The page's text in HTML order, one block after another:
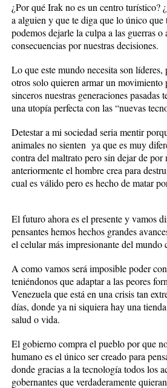
¿Por qué Irak no es un centro turístico?
a alguien y que te diga que lo único que
podemos dejarle la culpa a las guerras
consecuencias por nuestras decisiones.
Lo que este mundo necesita son
otros solo quieren armar un movimiento
sinceros nuestras generaciones
una utopía perfecta con las “nuevas
Detestar a mi sociedad seria mentir
animales no sienten ya que es muy
contra del maltrato pero sin dejar de
anteriormente el hombre crea para
cual es válido pero es hecho de matar
El futuro ahora es el presente y vamos
pensantes hemos hechos grandes
el celular más impresionante del mundo
A como vamos será imposible poder
teniéndonos que adaptar a las peores
Venezuela que está en una crisis tan
días, donde ya ni siquiera hay una
salud o vida.
El gobierno compra el pueblo por que
humano es el único ser creado para
donde gracias a la tecnología todos los
gobernantes que verdaderamente